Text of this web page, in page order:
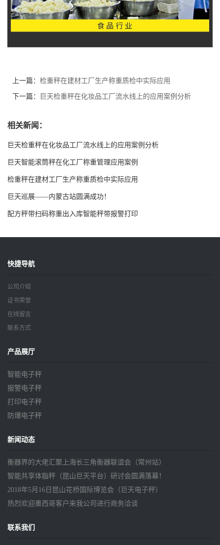
上一篇： 检重秤在建材工厂生产称重质检中实际应用
下一篇： 巨天检重秤在化妆品工厂流水线上的应用案例分析
相关新闻：
巨天检重秤在化妆品工厂流水线上的应用案例分析
巨天智能滚筒秤在化工厂称重管理应用案例
检重秤在建材工厂生产称重质检中实际应用
巨天巡展——内蒙古站圆满成功！
配方秤带扫码称重出入库智能秤带报警打印
快捷导航
公司介绍
证书荣誉
在线留言
联系方式
产品展厅
智能电子秤
报警电子秤
打印电子秤
防爆电子秤
新闻动态
衡器界的大佬汇聚上海长三角衡器联谊会（常州站）
智能共享体脂秤（昆山巨天平台）研讨会圆满落幕！
2018年5月16日昆山花桥国际博览会（巨天电子秤）
热烈欢迎墨西哥客户来我公司进行商务洽谈
联系我们